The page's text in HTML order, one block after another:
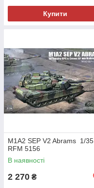
Купити
M1A2 SEP V2 Abrams 1/35
RFM 5156
В наявності
2 270 ₴